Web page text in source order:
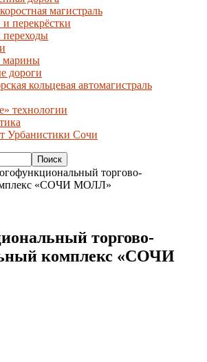
магистраль
и перекрёстки
марины
дороги
кольцевая автомагистраль
технологии
Урбанистики Сочи
торгово-
«СОЧИ МОЛЛ»
торгово-
комплекс «СОЧИ